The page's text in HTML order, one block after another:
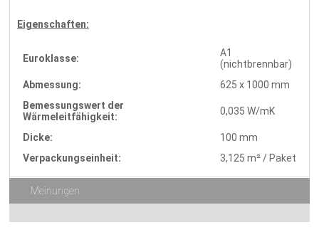
Eigenschaften:
Euroklasse:
A1
(nichtbrennbar)
Abmessung:
625 x 1000 mm
Bemessungswert der
Wärmeleitfähigkeit:
0,035 W/mK
Dicke:
100 mm
Verpackungseinheit:
3,125 m² / Paket
Meinungen